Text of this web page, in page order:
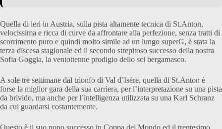
Quella di ieri in Austria, sulla pista altamente tecnica di St.Anton,
velocissima e ricca di curve da affrontare alla perfezione, senza tratti di
scorrimento puro e quindi molto simile ad un lungo superG, è stata la
terza discesa stagionale ed il secondo strepitoso successo della nostra
Sofia Goggia, la ventottenne prodigio dello sci bergamasco.
A sole tre settimane dal trionfo di Val d’Isère, quella di St.Anton è
forse la miglior gara della sua carriera, per l’interpretazione su una pista
da brivido, ma anche per l’intelligenza utilizzata su una Karl Schranz
da cui guardarsi costantemente.